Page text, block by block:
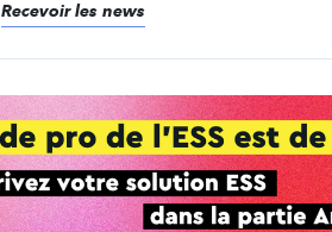
Recevoir les news